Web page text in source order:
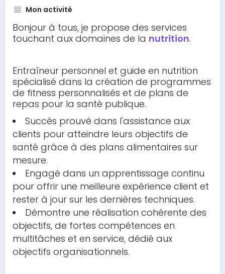
Mon activité
Bonjour à tous, je propose des services
touchant aux domaines de la nutrition.
Entraîneur personnel et guide en nutrition
spécialisé dans la création de programmes
de fitness personnalisés et de plans de
repas pour la santé publique.
Succès prouvé dans l'assistance aux
clients pour atteindre leurs objectifs de
santé grâce à des plans alimentaires sur
mesure.
Engagé dans un apprentissage continu
pour offrir une meilleure expérience client et
rester à jour sur les dernières techniques.
Démontre une réalisation cohérente des
objectifs, de fortes compétences en
multitâches et en service, dédié aux
objectifs organisationnels.